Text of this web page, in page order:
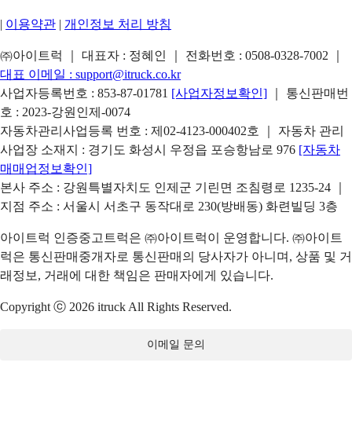
| 이용약관 | 개인정보 처리 방침
㈜아이트럭 ｜ 대표자 : 정혜인 ｜ 전화번호 : 0508-0328-7002
대표 이메일 : support@itruck.co.kr
사업자등록번호 : 853-87-01781 [사업자정보확인]
｜ 통신판매번
호 : 2023-강원인제-0074
자동차관리사업등록 번호 : 제02-4123-000402호 ｜ 자동차 관리
사업장 소재지 : 경기도 화성시 우정읍 포승항남로 976 [자동차
매매업정보확인]
본사 주소 : 강원특별자치도 인제군 기린면 조침령로 1235-24 ｜
지점 주소 : 서울시 서초구 동작대로 230(방배동) 화련빌딩 3층
아이트럭 인증중고트럭은 ㈜아이트럭이 운영합니다. ㈜아이트
럭은 통신판매중개자로 통신판매의 당사자가 아니며, 상품 및 거
래정보, 거래에 대한 책임은 판매자에게 있습니다.
Copyright ⓒ 2026 itruck All Rights Reserved.
이메일 문의